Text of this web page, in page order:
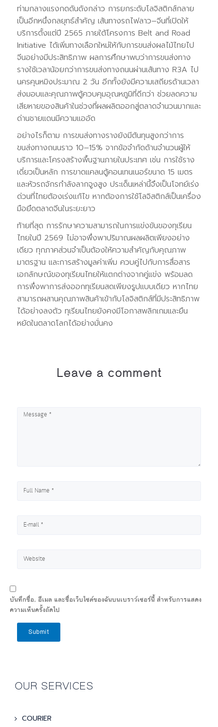
ท่ามกลางแรงกดดันดังกล่าว การยกระดับโลจิสติกส์กลาย
เป็นอีกหนึ่งกลยุทธ์สำคัญ เส้นทางรถไฟลาว–จีนที่เปิดให้
บริการตั้งแต่ปี 2565 ภายใต้โครงการ Belt and Road
Initiative ได้เพิ่มทางเลือกใหม่ให้กับการขนส่งผลไม้ไทยไป
จีนอย่างมีประสิทธิภาพ ผลการศึกษาพบว่าการขนส่งทาง
รางใช้เวลาน้อยกว่าการขนส่งทางถนนผ่านเส้นทาง R3A ไป
นครคุนหมิงประมาณ 2 วัน อีกทั้งยังมีความเสถียรด้านเวลา
ส่งมอบและคุณภาพตู้ควบคุมอุณหภูมิที่ดีกว่า ช่วยลดความ
เสียหายของสินค้าในช่วงที่ผลผลิตออกสู่ตลาดจำนวนมากและ
ด่านชายแดนมีความแออัด
อย่างไรก็ตาม การขนส่งทางรางยังมีต้นทุนสูงกว่าการ
ขนส่งทางถนนราว 10–15% จากข้อจำกัดด้านจำนวนผู้ให้
บริการและโครงสร้างพื้นฐานภายในประเทศ เช่น การใช้ราง
เดี่ยวเป็นหลัก การขาดแคลนตู้คอนเทนเนอร์ขนาด 15 เมตร
และหัวรถจักรกำลังลากจูงสูง ประเด็นเหล่านี้จึงเป็นโจทย์เร่ง
ด่วนที่ไทยต้องเร่งแก้ไข หากต้องการใช้โลจิสติกส์เป็นเครื่อง
มือยึดตลาดจีนในระยะยาว
ท้ายที่สุด การรักษาความสามารถในการแข่งขันของทุเรียน
ไทยในปี 2569 ไม่อาจพึ่งพาปริมาณผลผลิตเพียงอย่าง
เดียว ทุกภาคส่วนจำเป็นต้องให้ความสำคัญกับคุณภาพ
มาตรฐาน และการสร้างมูลค่าเพิ่ม ควบคู่ไปกับการสื่อสาร
เอกลักษณ์ของทุเรียนไทยให้แตกต่างจากคู่แข่ง พร้อมลด
การพึ่งพาการส่งออกทุเรียนสดเพียงรูปแบบเดียว หากไทย
สามารถผสานคุณภาพสินค้าเข้ากับโลจิสติกส์ที่มีประสิทธิภาพ
ได้อย่างลงตัว ทุเรียนไทยยังคงมีโอกาสพลิกเกมและยืน
หยัดในตลาดโลกได้อย่างมั่นคง
Leave a comment
บันทึกชื่อ, อีเมล และชื่อเว็บไซต์ของฉันบนเบราว์เซอร์นี้ สำหรับการแสดง
ความเห็นครั้งถัดไป
Submit
OUR SERVICES
COURIER